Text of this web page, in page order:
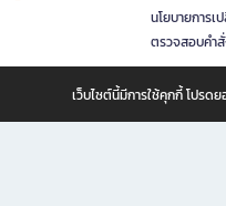
นโยบายการ
ตรวจสอบคำ
เว็บไซต์นี้มีการใช้คุกกี้ โปร